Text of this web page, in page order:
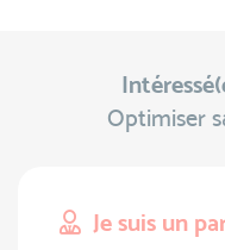
Optimiser
Je suis un